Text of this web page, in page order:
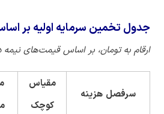
جدول تخمین سرمایه اولیه بر
ارقام به تومان، بر اساس قیمتهای نیمه
سرفصل هزینه
مقیاس
کوچک